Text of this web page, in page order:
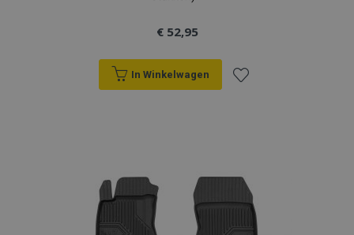
€ 52,95
In Winkelwagen
verlanglijst